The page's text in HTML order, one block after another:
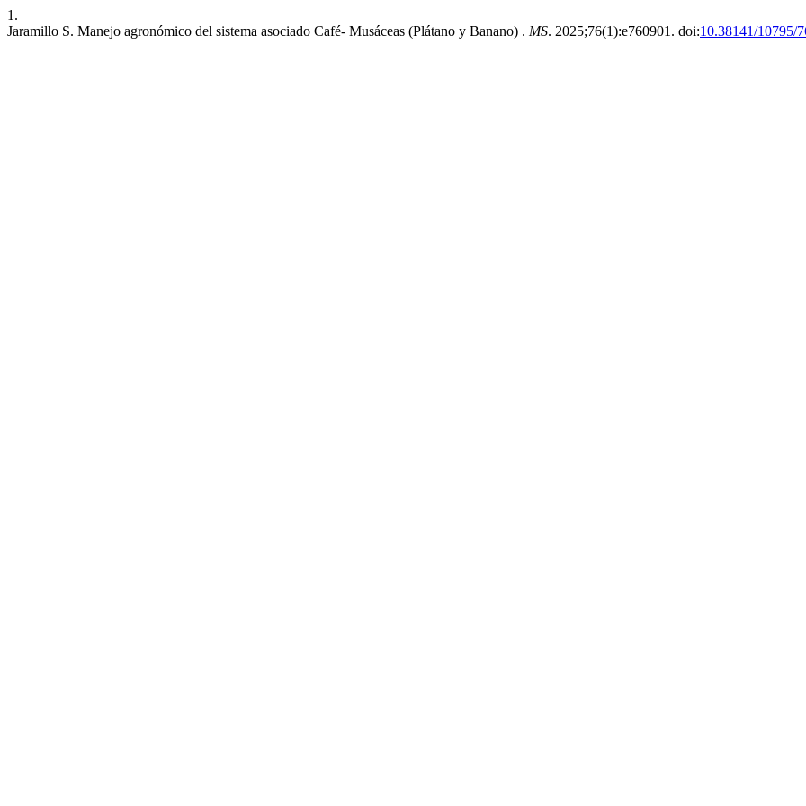
1.
Jaramillo S. Manejo agronómico del sistema asociado Café- Musáceas (Plátano y Banano) . MS. 2025;76(1):e760901. doi:10.38141/10795/